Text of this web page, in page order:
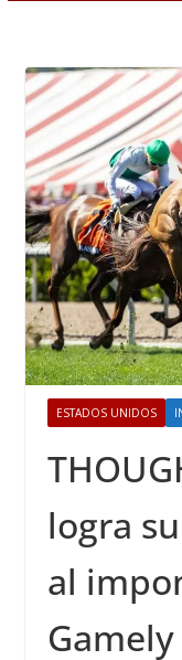
ESTADOS UNIDOS
logra
al